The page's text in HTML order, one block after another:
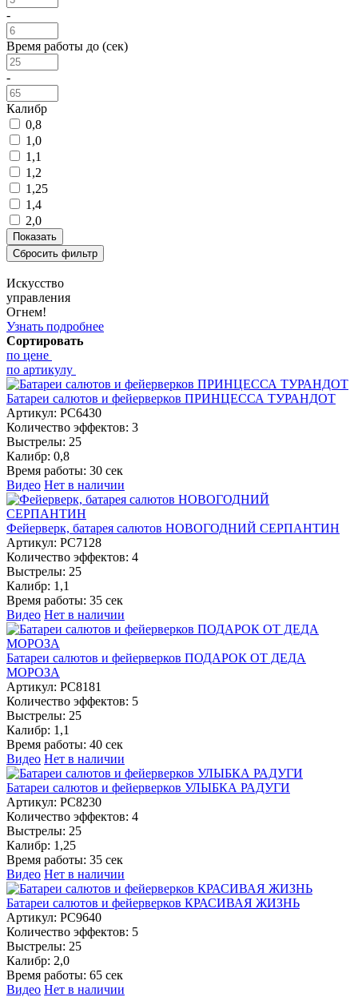
-
Время работы до (сек)
-
Калибр
0,8
1,0
1,1
1,2
1,25
1,4
2,0
Искусство
управления
Огнем!
Узнать подробнее
Сортировать
по цене
по артикулу
Батареи салютов и фейерверков ПРИНЦЕССА ТУРАНДОТ
Артикул: РС6430
Количество эффектов: 3
Выстрелы: 25
Калибр: 0,8
Время работы: 30 сек
Видео Нет в наличии
Фейерверк, батарея салютов НОВОГОДНИЙ СЕРПАНТИН
Артикул: РС7128
Количество эффектов: 4
Выстрелы: 25
Калибр: 1,1
Время работы: 35 сек
Видео Нет в наличии
Батареи салютов и фейерверков ПОДАРОК ОТ ДЕДА
МОРОЗА
Артикул: РС8181
Количество эффектов: 5
Выстрелы: 25
Калибр: 1,1
Время работы: 40 сек
Видео Нет в наличии
Батареи салютов и фейерверков УЛЫБКА РАДУГИ
Артикул: РС8230
Количество эффектов: 4
Выстрелы: 25
Калибр: 1,25
Время работы: 35 сек
Видео Нет в наличии
Батареи салютов и фейерверков КРАСИВАЯ ЖИЗНЬ
Артикул: РС9640
Количество эффектов: 5
Выстрелы: 25
Калибр: 2,0
Время работы: 65 сек
Видео Нет в наличии